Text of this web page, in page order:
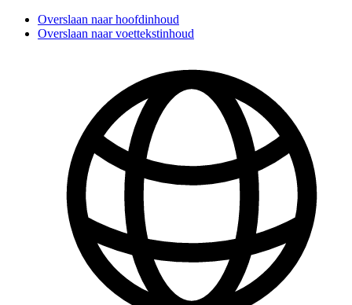
Overslaan naar hoofdinhoud
Overslaan naar voettekstinhoud